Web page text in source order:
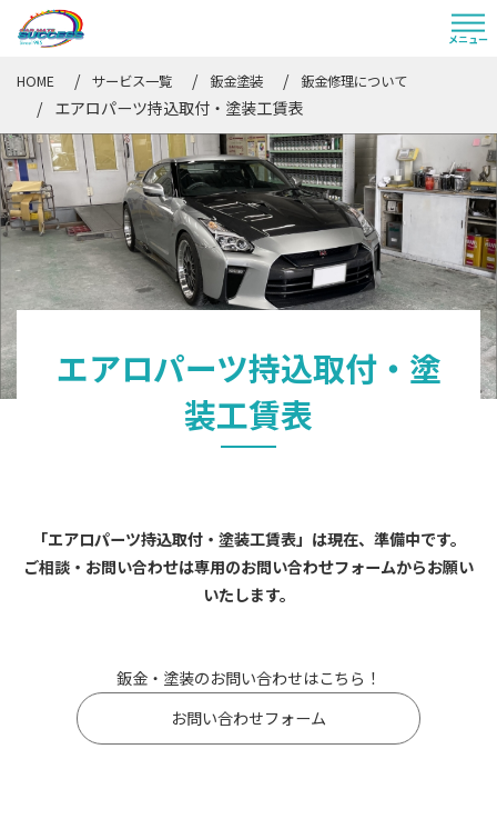
HOME サービス一覧 鈑金塗装 鈑金修理について
エアロパーツ持込取付・塗装工賃表
エアロパーツ持込取付・塗
装工賃表
「エアロパーツ持込取付・塗装工賃表」は現在、準備中です。
ご相談・お問い合わせは専用のお問い合わせフォームからお願い
いたします。
鈑金・塗装のお問い合わせはこちら！
お問い合わせフォーム